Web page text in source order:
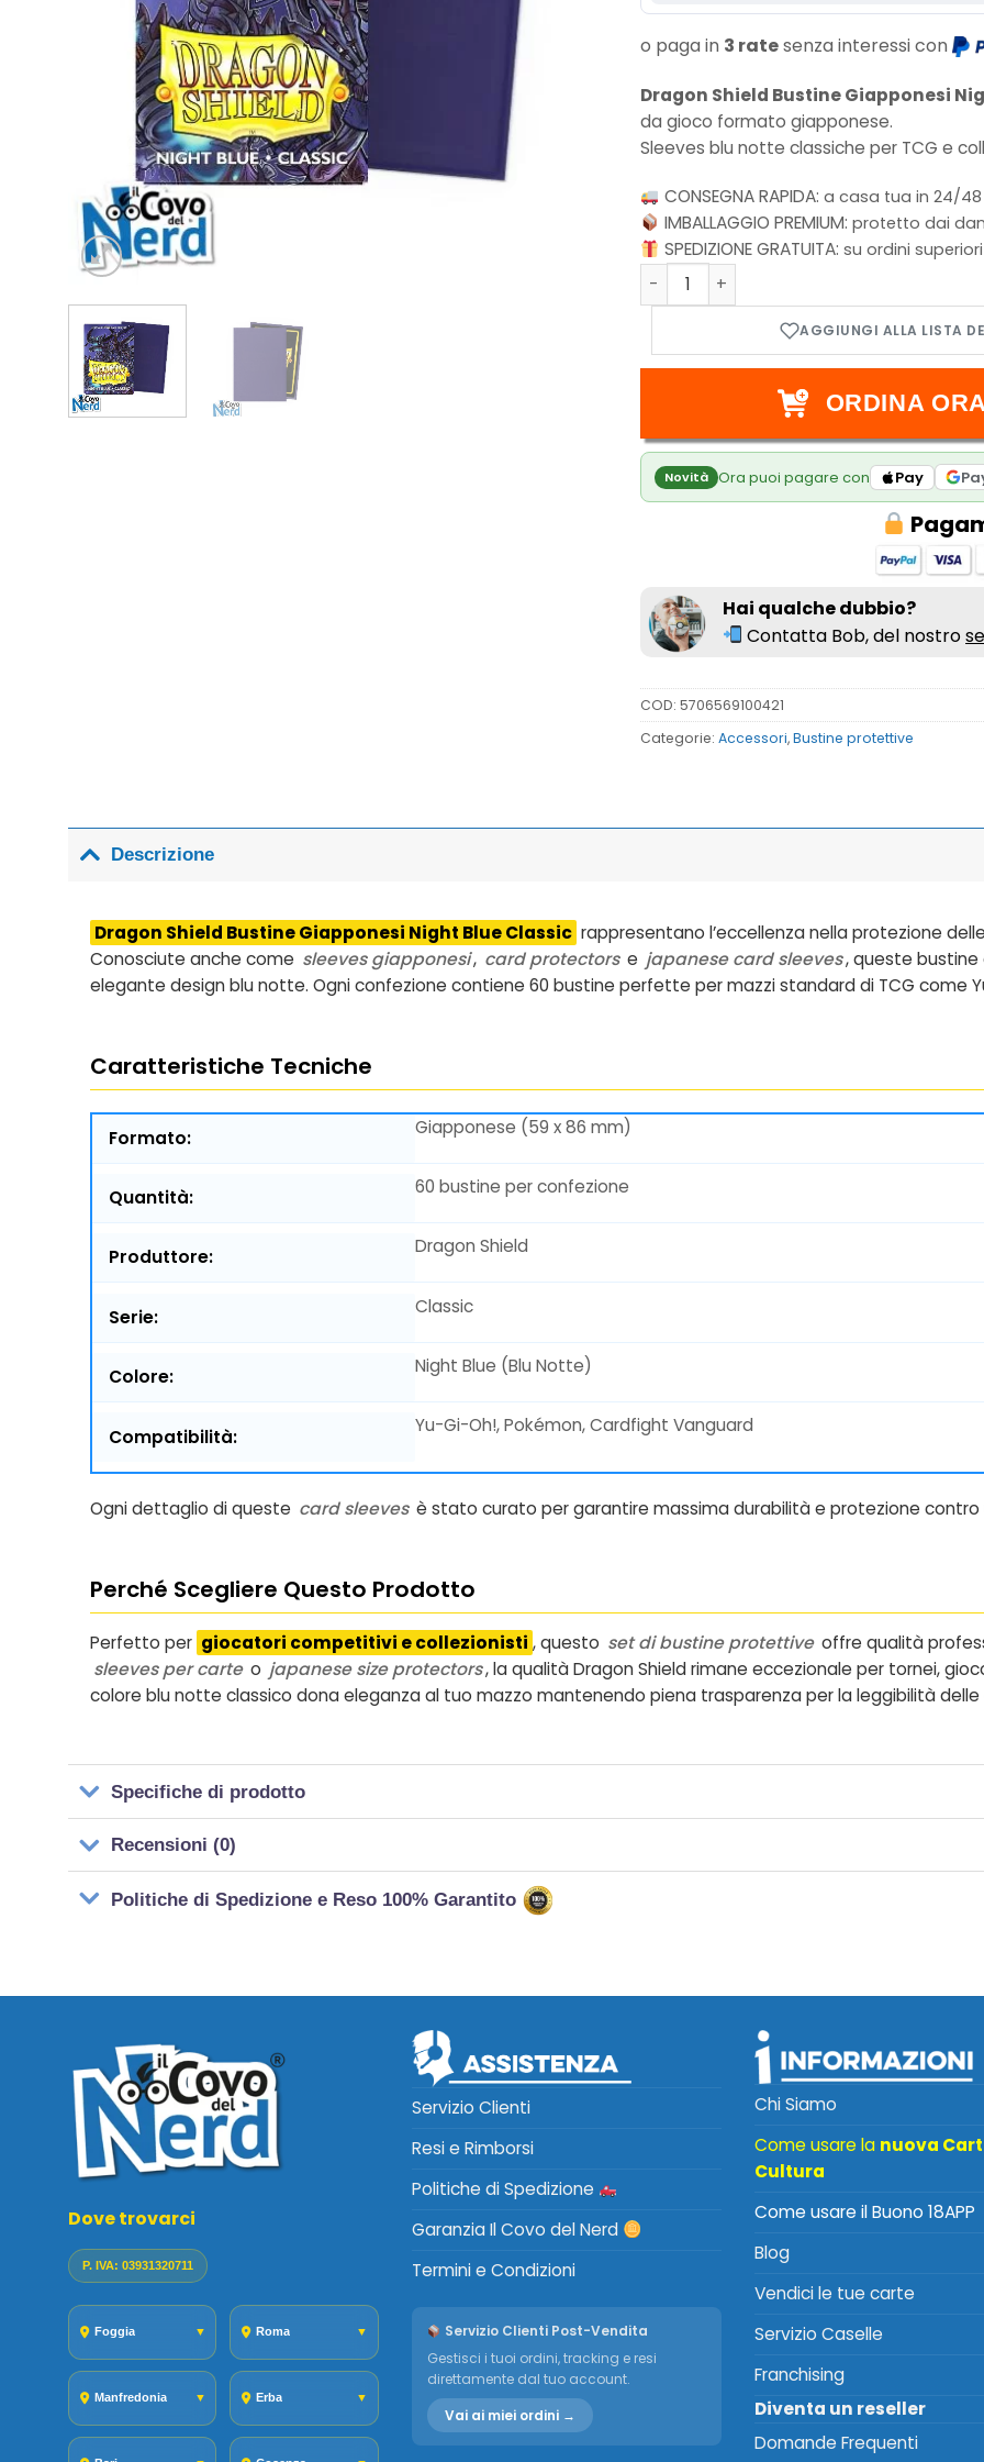
o paga in 3 ratesenza interessi con
Dragon Shield Bustine Giapponesi
da gioco formato giapponese.
Sleeves blu notte classiche per TCG e
CONSEGNA RAPIDA: a casa tua in 24/
IMBALLAGGIO PREMIUM: protetto dai
SPEDIZIONE GRATUITA: su ordini
Classic night blue Sleeves - Dragon
ORDINA
Novità Ora puoi pagare con Pay
Hai qualche dubbio?
Contatta Bob, del nostro
COD: 5706569100421
Categorie: Accessori,Bustine protettive
Descrizione
Dragon Shield Bustine Giapponesi Night Blue Classic rappresentano l’eccellenza nella protezione
Conosciute anche come sleeves giapponesi, card protectors e japanese card sleeves, queste
elegante design blu notte. Ogni confezione contiene 60 bustine perfette per mazzi standard di TCG come
Caratteristiche Tecniche
Formato: Giapponese (59 x 86 mm)
Quantità: 60 bustine per confezione
Produttore: Dragon Shield
Serie: Classic
Colore: Night Blue (Blu Notte)
Compatibilità: Yu-Gi-Oh!, Pokémon, Cardfight Vanguard
Ogni dettaglio di queste card sleeves è stato curato per garantire massima durabilità e protezione contro
Perché Scegliere Questo Prodotto
Perfetto per giocatori competitivi e collezionisti , questo set di bustine protettive offre qualità
sleeves per carte o japanese size protectors, la qualità Dragon Shield rimane eccezionale per tornei,
colore blu notte classico dona eleganza al tuo mazzo mantenendo piena trasparenza per la leggibilità delle
Specifiche di prodotto
Recensioni (0)
Politiche di Spedizione e Reso 100% Garantito
Dove trovarci
P. IVA: 03931320711
Foggia ▼ Roma ▼
Manfredonia ▼ Erba ▼
Servizio Clienti
Resi e Rimborsi
Politiche di Spedizione
Garanzia Il Covo del Nerd
Termini e Condizioni
Servizio Clienti Post-Vendita
Gestisci i tuoi ordini, tracking e resi
direttamente dal tuo account.
Vai ai miei ordini →
Chi Siamo
Come usare la nuova
Cultura
Come usare il Buono 18APP
Blog
Vendici le tue carte
Servizio Caselle
Franchising
Diventa un reseller
Domande Frequenti